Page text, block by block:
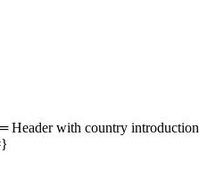
with country introduction